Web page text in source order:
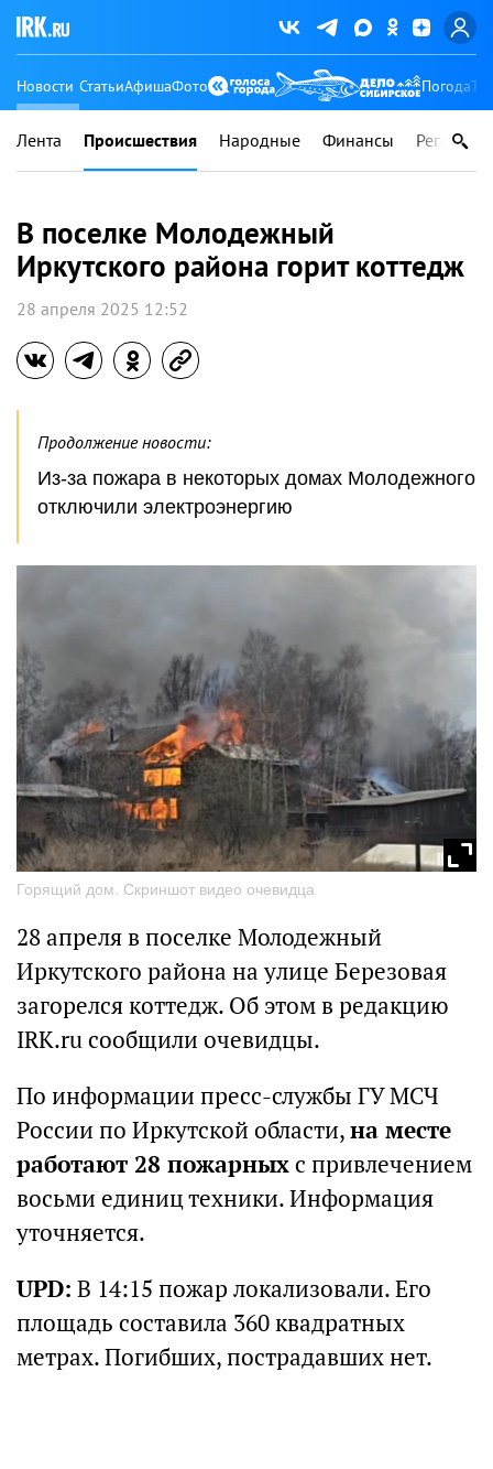
Новости СтатьиАфишаФото Погода
Лента Происшествия Народные Финансы Регионы
В поселке Молодежный
Иркутского района горит коттедж
28 апреля 2025 12:52
Продолжение новости:
Из-за пожара в некоторых домах Молодежного
отключили электроэнергию
Горящий дом. Скриншот видео очевидца
28 апреля в поселке Молодежный
Иркутского района на улице Березовая
загорелся коттедж. Об этом в редакцию
IRK.ru сообщили очевидцы.
По информации пресс-службы ГУ МСЧ
России по Иркутской области,на месте
работают 28 пожарныхс привлечением
восьми единиц техники. Информация
уточняется.
UPD: В 14:15 пожар локализовали. Его
площадь составила 360 квадратных
метрах. Погибших, пострадавших нет.